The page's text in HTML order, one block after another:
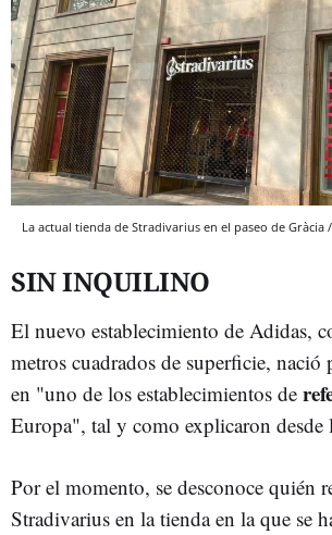
La actual tienda de Stradivarius en el paseo de Gràcia /
SIN INQUILINO
El nuevo establecimiento de Adidas,
metros cuadrados de superficie, nació
en "uno de los establecimientos de
Europa", tal y como explicaron desde
Por el momento, se desconoce quién
Stradivarius en la tienda en la que se